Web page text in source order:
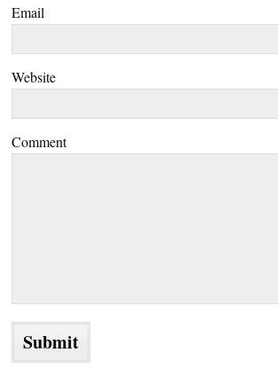
Email
Website
Comment